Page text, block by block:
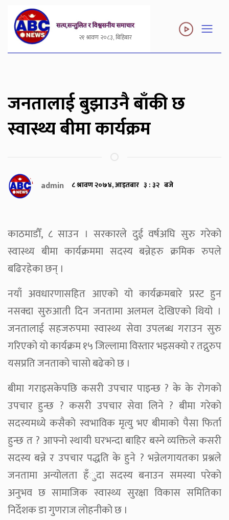
२१ श्रावण २०८३, बिहिबार
जनतालाई बुझाउनै बाँकी छ
स्वास्थ्य बीमा कार्यक्रम
admin ८ श्रावण २०७४, आइतबार ३ : ३२ बजे
काठमाडौँ, ८ साउन । सरकारले दुई वर्षअघि सुरु गरेको
स्वास्थ्य बीमा कार्यक्रममा सदस्य बन्नेहरु क्रमिक रुपले
बढिरहेका छन् ।
नयाँ अवधारणासहित आएको यो कार्यक्रमबारे प्रस्ट हुन
नसक्दा सुरुआती दिन जनतामा अलमल देखिएको थियो ।
जनतालाई सहजरुपमा स्वास्थ्य सेवा उपलब्ध गराउन सुरु
गरिएको यो कार्यक्रम १५ जिल्लामा विस्तार भइसक्यो र तद्नुरुप
यसप्रति जनताको चासो बढेको छ ।
बीमा गराइसकेपछि कसरी उपचार पाइन्छ ? के के रोगको
उपचार हुन्छ ? कसरी उपचार सेवा लिने ? बीमा गरेको
सदस्यमध्ये कसैको स्वभाविक मृत्यु भए बीमाको पैसा फिर्ता
हुन्छ त ? आफ्नो स्थायी घरभन्दा बाहिर बस्ने व्यक्तिले कसरी
सदस्य बन्ने र उपचार पद्धति के हुने ? भन्नेलगायतका प्रश्नले
जनतामा अन्योलता हँुदा सदस्य बनाउन समस्या परेको
अनुभव छ सामाजिक स्वास्थ्य सुरक्षा विकास समितिका
निर्देशक डा गुणराज लोहनीको छ ।